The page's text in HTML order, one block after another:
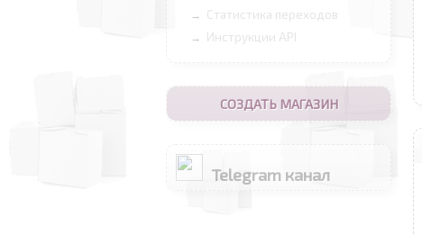
→ Статистика переходов
→ Инструкции API
СОЗДАТЬ МАГАЗИН
Telegram канал